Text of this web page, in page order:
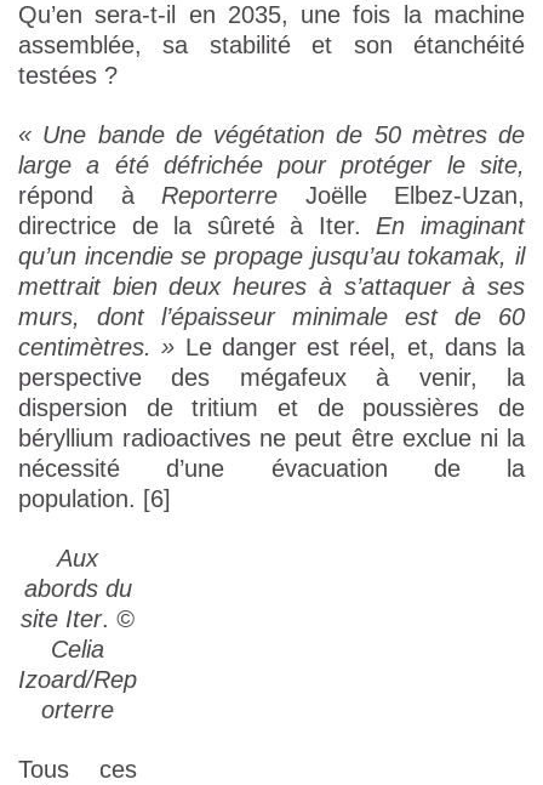
Qu’en sera-t-il en 2035, une fois la machine
assemblée, sa stabilité et son étanchéité
testées ?
« Une bande de végétation de 50 mètres de
large a été défrichée pour protéger le site,
répond à Reporterre Joëlle Elbez-Uzan,
directrice de la sûreté à Iter. En imaginant
qu’un incendie se propage jusqu’au tokamak, il
mettrait bien deux heures à s’attaquer à ses
murs, dont l’épaisseur minimale est de 60
centimètres. » Le danger est réel, et, dans la
perspective des mégafeux à venir, la
dispersion de tritium et de poussières de
béryllium radioactives ne peut être exclue ni la
nécessité d’une évacuation de la
population. [6]
Aux
abords du
site Iter. ©
Celia
Izoard/Rep
orterre
Tous ces